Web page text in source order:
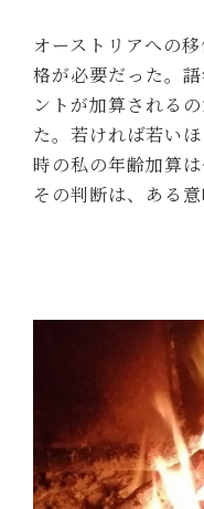
オーストリアへの
格が必要だった。
ントが加算される
た。若ければ若い
時の私の年齢加算は
その判断は、ある